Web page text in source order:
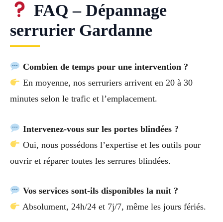
FAQ – Dépannage
serrurier Gardanne
Combien de temps pour une intervention ?
En moyenne, nos serruriers arrivent en 20 à 30
minutes selon le trafic et l’emplacement.
Intervenez-vous sur les portes blindées ?
Oui, nous possédons l’expertise et les outils pour
ouvrir et réparer toutes les serrures blindées.
Vos services sont-ils disponibles la nuit ?
Absolument, 24h/24 et 7j/7, même les jours fériés.